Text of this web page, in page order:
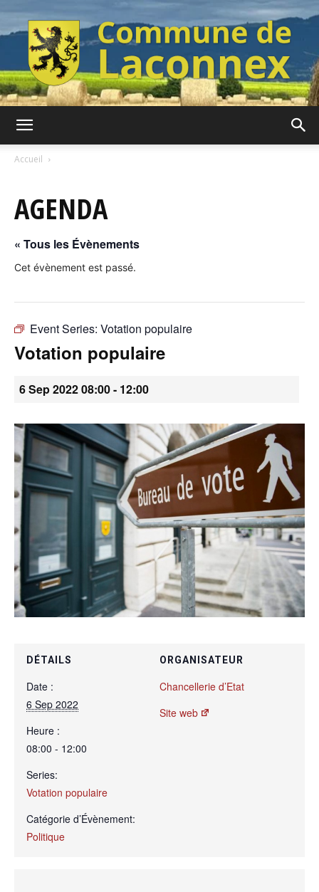
Laconnex
Canton
Genève
Accueil
AGENDA
« Tous les Évènements
Cet évènement est passé.
Event Series: Votation populaire
Votation populaire
6 Sep 2022 08:00- 12:00
DÉTAILS
Date :
6 Sep 2022
Heure :
08:00 - 12:00
Series:
Votation populaire
Catégorie d’Évènement:
Politique
ORGANISATEUR
Chancellerie d’Etat
Site web